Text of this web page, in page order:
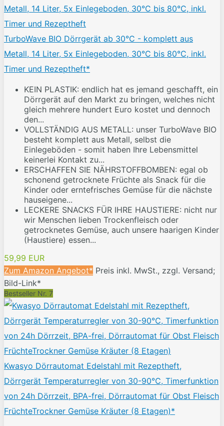
TurboWave BIO Dörrgerät ab 30°C - komplett aus
Metall, 14 Liter, 5x Einlegeboden, 30°C bis 80°C, inkl.
Timer und Rezeptheft*
KEIN PLASTIK: endlich hat es jemand geschafft, ein
Dörrgerät auf den Markt zu bringen, welches nicht
gleich mehrere hundert Euro kostet und dennoch
den...
VOLLSTÄNDIG AUS METALL: unser TurboWave BIO
besteht komplett aus Metall, selbst die
Einlegeböden - somit haben Ihre Lebensmittel
keinerlei Kontakt zu...
ERSCHAFFEN SIE NÄHRSTOFFBOMBEN: egal ob
schonend getrocknete Früchte als Snack für die
Kinder oder erntefrisches Gemüse für die nächste
hauseigene...
LECKERE SNACKS FÜR IHRE HAUSTIERE: nicht nur
wir Menschen lieben Trockenfleisch oder
getrocknetes Gemüse, auch unsere haarigen Kinder
(Haustiere) essen...
59,99 EUR
Zum Amazon Angebot* Preis inkl. MwSt., zzgl. Versand;
Bild-Link*
Bestseller Nr. 7
Kwasyo Dörrautomat Edelstahl mit Rezeptheft,
Dörrgerät Temperaturregler von 30-90℃, Timerfunktion
von 24h Dörrzeit, BPA-frei, Dörrautomat für Obst Fleisch
FrüchteTrockner Gemüse Kräuter (8 Etagen)*